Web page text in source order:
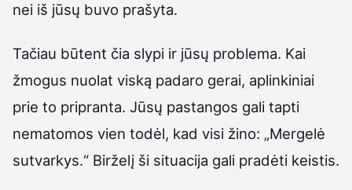
nei iš jūsų buvo prašyta.
Tačiau būtent čia slypi ir jūsų problema. Kai
žmogus nuolat viską padaro gerai, aplinkiniai
prie to pripranta. Jūsų pastangos gali tapti
nematomos vien todėl, kad visi žino: „Mergelė
sutvarkys.“ Birželį ši situacija gali pradėti keistis.